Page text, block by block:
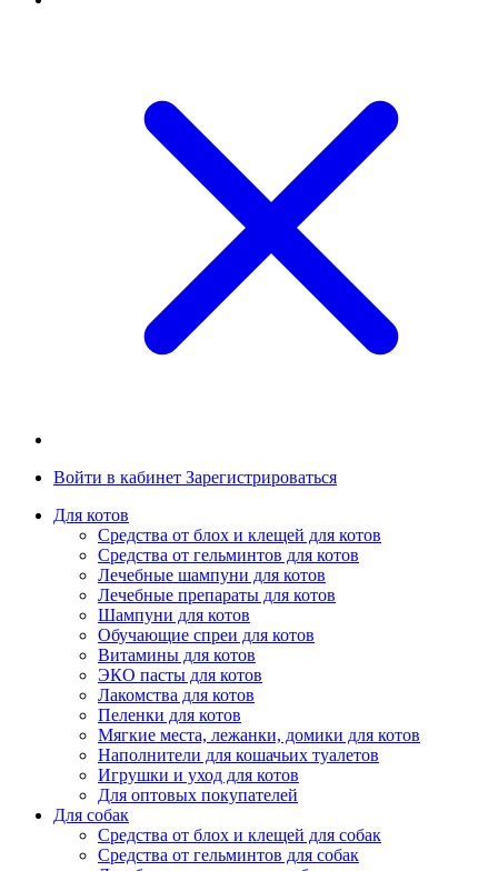
Войти в кабинет Зарегистрироваться
Для котов
Средства от блох и клещей для котов
Средства от гельминтов для котов
Лечебные шампуни для котов
Лечебные препараты для котов
Шампуни для котов
Обучающие спреи для котов
Витамины для котов
ЭКО пасты для котов
Лакомства для котов
Пеленки для котов
Мягкие места, лежанки, домики для котов
Наполнители для кошачьих туалетов
Игрушки и уход для котов
Для оптовых покупателей
Для собак
Средства от блох и клещей для собак
Средства от гельминтов для собак